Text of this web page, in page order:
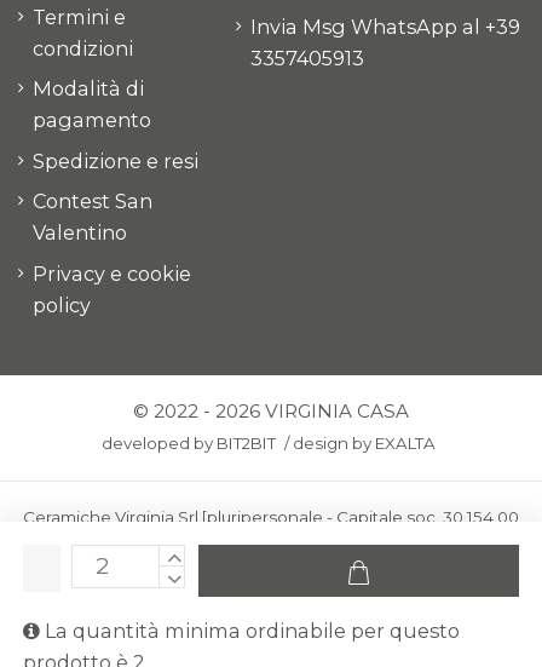
La quantità minima ordinabile per questo
prodotto è 2.
Termini e
condizioni
Modalità di
pagamento
Spedizione e resi
Contest San
Valentino
Privacy e cookie
policy
Invia Msg WhatsApp al +39
3357405913
© 2022 - 2026 VIRGINIA CASA
developed by BIT2BIT /design by EXALTA
Ceramiche Virginia Srl [pluripersonale - Capitale soc. 30.154,00
euro i.v.] - Via Virginio 378 – 50025 Montespertoli, loc. Anselmo
ceramichevirginia@pec.it